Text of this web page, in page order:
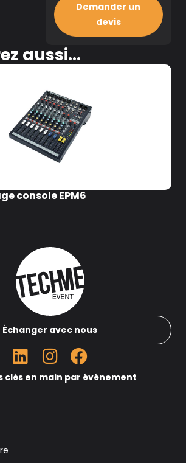
Demander un
devis
aussi...
console EPM6
Échanger avec nous
clés en main par événement